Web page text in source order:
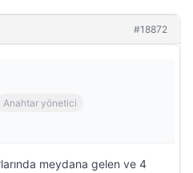
#18872
Anahtar yönetici
meydana gelen ve 4